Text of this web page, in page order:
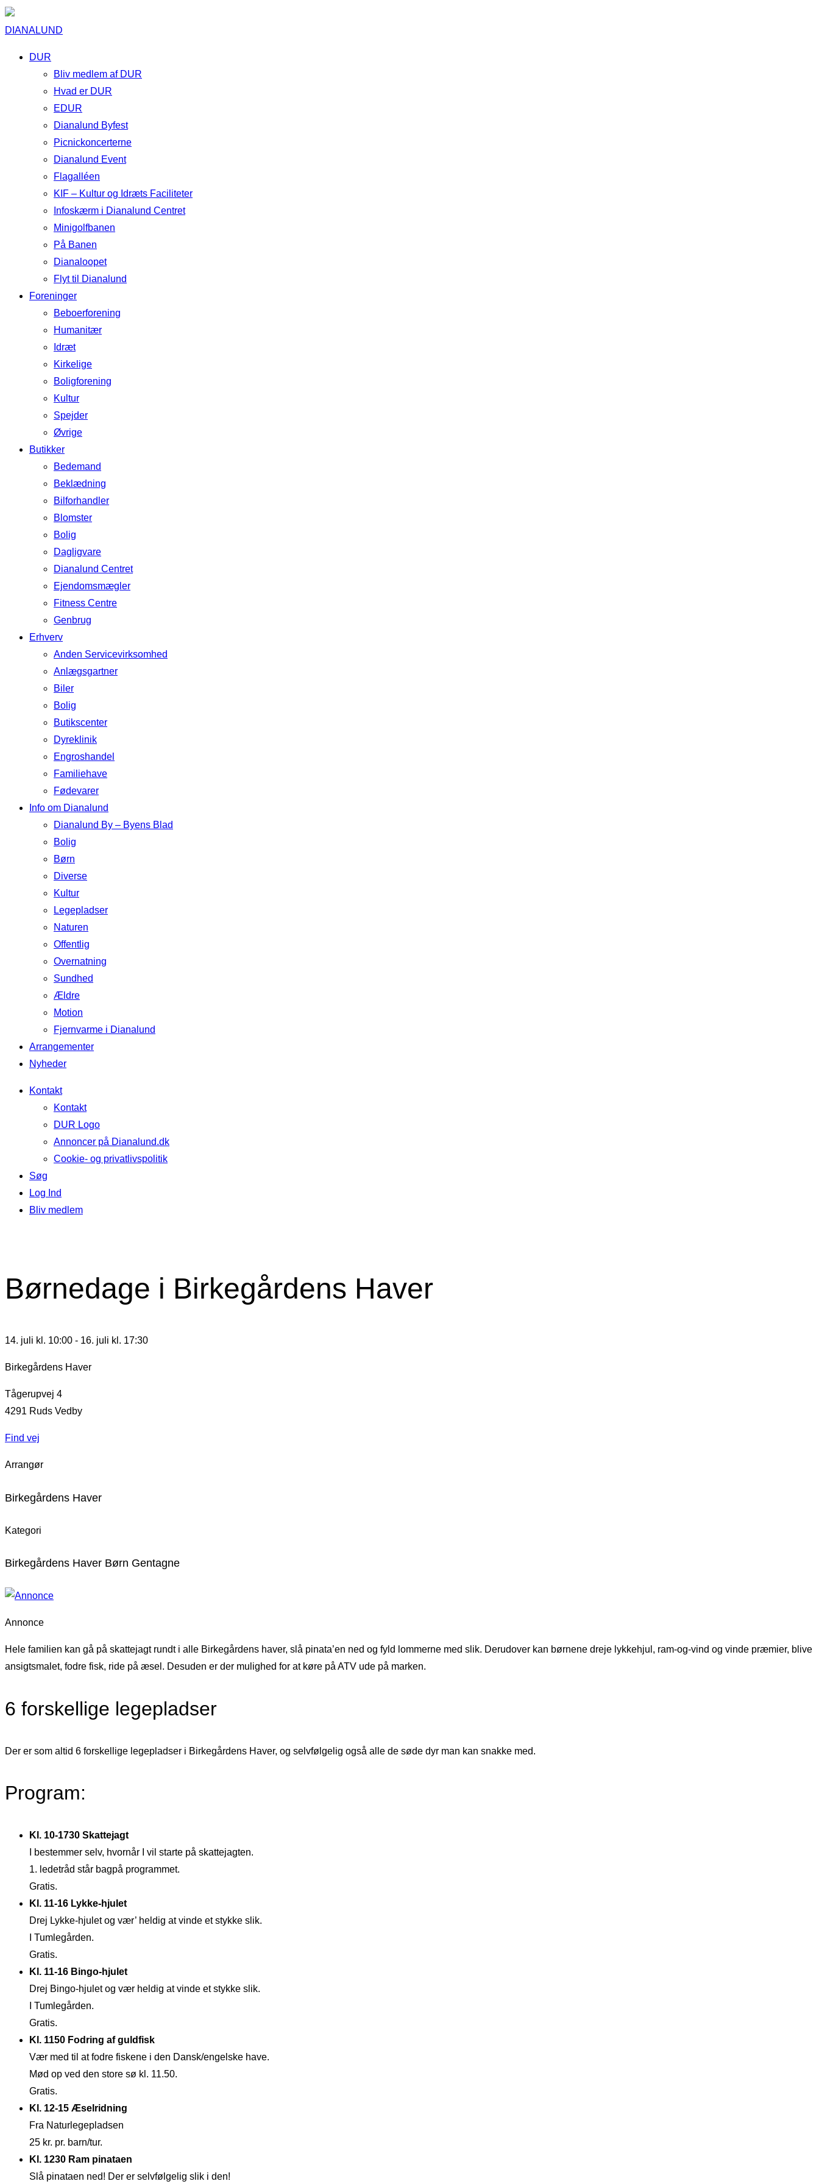
DIANALUND
DUR
Bliv medlem af DUR
Hvad er DUR
EDUR
Dianalund Byfest
Picnickoncerterne
Dianalund Event
Flagalléen
KIF – Kultur og Idræts Faciliteter
Infoskærm i Dianalund Centret
Minigolfbanen
På Banen
Dianaloopet
Flyt til Dianalund
Foreninger
Beboerforening
Humanitær
Idræt
Kirkelige
Boligforening
Kultur
Spejder
Øvrige
Butikker
Bedemand
Beklædning
Bilforhandler
Blomster
Bolig
Dagligvare
Dianalund Centret
Ejendomsmægler
Fitness Centre
Genbrug
Erhverv
Anden Servicevirksomhed
Anlægsgartner
Biler
Bolig
Butikscenter
Dyreklinik
Engroshandel
Familiehave
Fødevarer
Info om Dianalund
Dianalund By – Byens Blad
Bolig
Børn
Diverse
Kultur
Legepladser
Naturen
Offentlig
Overnatning
Sundhed
Ældre
Motion
Fjernvarme i Dianalund
Arrangementer
Nyheder
Kontakt
Kontakt
DUR Logo
Annoncer på Dianalund.dk
Cookie- og privatlivspolitik
Søg
Log Ind
Bliv medlem
Børnedage i Birkegårdens Haver
14. juli kl. 10:00 - 16. juli kl. 17:30
Birkegårdens Haver
Tågerupvej 4
4291 Ruds Vedby
Find vej
Arrangør
Birkegårdens Haver
Kategori
Birkegårdens Haver Børn Gentagne
Annonce
Hele familien kan gå på skattejagt rundt i alle Birkegårdens haver, slå pinata’en ned og fyld lommerne med slik. Derudover kan børnene dreje lykkehjul, ram-og-vind og vinde præmier, blive
ansigtsmalet, fodre fisk, ride på æsel. Desuden er der mulighed for at køre på ATV ude på marken.
6 forskellige legepladser
Der er som altid 6 forskellige legepladser i Birkegårdens Haver, og selvfølgelig også alle de søde dyr man kan snakke med.
Program:
Kl. 10-1730 Skattejagt
I bestemmer selv, hvornår I vil starte på skattejagten.
1. ledetråd står bagpå programmet.
Gratis.
Kl. 11-16 Lykke-hjulet
Drej Lykke-hjulet og vær’ heldig at vinde et stykke slik.
I Tumlegården.
Gratis.
Kl. 11-16 Bingo-hjulet
Drej Bingo-hjulet og vær heldig at vinde et stykke slik.
I Tumlegården.
Gratis.
Kl. 1150 Fodring af guldfisk
Vær med til at fodre fiskene i den Dansk/engelske have.
Mød op ved den store sø kl. 11.50.
Gratis.
Kl. 12-15 Æselridning
Fra Naturlegepladsen
25 kr. pr. barn/tur.
Kl. 1230 Ram pinataen
Slå pinataen ned! Der er selvfølgelig slik i den!